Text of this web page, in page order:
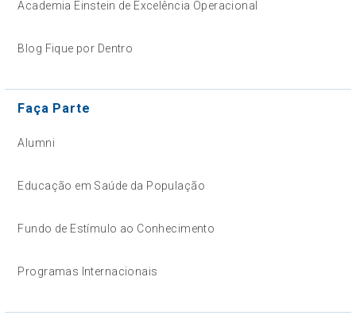
Academia Einstein de Excelência Operacional
Blog Fique por Dentro
Faça Parte
Alumni
Educação em Saúde da População
Fundo de Estímulo ao Conhecimento
Programas Internacionais